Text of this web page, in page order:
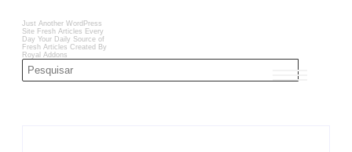
Just Another WordPress
Site Fresh Articles Every
Day Your Daily Source of
Fresh Articles Created By
Royal Addons